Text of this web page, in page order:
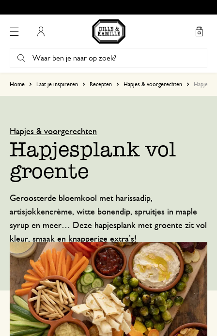
Home Laat je inspireren Recepten Hapjes & voorgerechten
Hapjes & voorgerechten
Hapjesplank vol
groente
Geroosterde bloemkool met harissadip,
artisjokkencrème, witte bonendip, spruitjes in maple
syrup en meer… Deze hapjesplank met groente zit vol
kleur, smaak en knapperige extra’s!